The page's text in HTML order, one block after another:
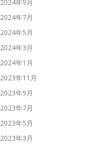
2024年9月
2024年7月
2024年5月
2024年3月
2024年1月
2023年11月
2023年9月
2023年7月
2023年5月
2023年3月